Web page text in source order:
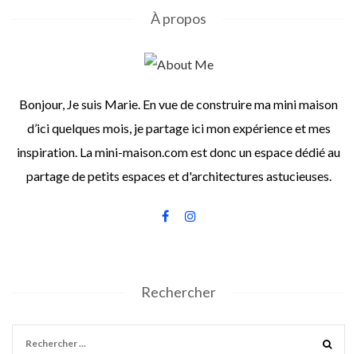
À propos
Bonjour, Je suis Marie. En vue de construire ma mini maison
d’ici quelques mois, je partage ici mon expérience et mes
inspiration. La mini-maison.com est donc un espace dédié au
partage de petits espaces et d'architectures astucieuses.
Rechercher